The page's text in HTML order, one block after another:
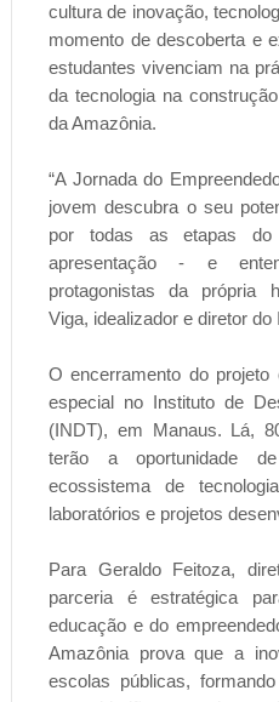
cultura de inovação,
momento de descoberta e
estudantes vivenciam na
da tecnologia na
da Amazônia.
“A Jornada do
jovem descubra o seu
por todas as etapas
apresentação - e
protagonistas da própria
Viga, idealizador e diretor do
O encerramento do
especial no Instituto de
(INDT), em Manaus. Lá,
terão a oportunidade
ecossistema de
laboratórios e projetos
Para Geraldo Feitoza,
parceria é estratégica
educação e do
Amazônia prova que a
escolas públicas,